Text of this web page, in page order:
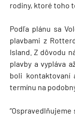
rodiny, ktoré toho
Podľa plánu sa
plavbami z
Island. Z dôvodu
plavby a vypláva
boli kontaktovaní
termínu na